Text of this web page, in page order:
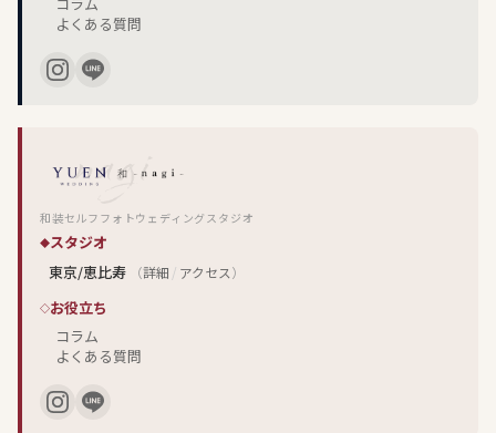
よくある質問
和装セルフフォトウェディングスタジオ
スタジオ
東京/恵比寿
（詳細 / アクセス）
お役立ち
コラム
よくある質問